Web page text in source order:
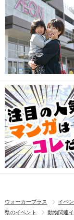
ウォーカープラス イベ
県のイベント
動物関連